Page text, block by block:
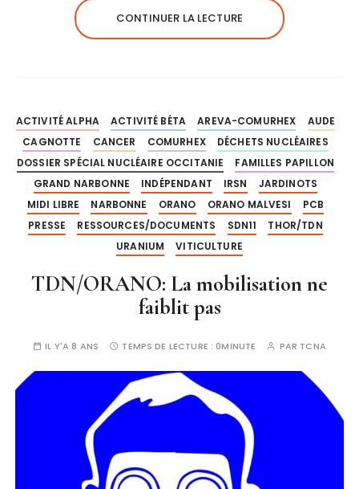
CONTINUER LA LECTURE
ACTIVITÉ ALPHA ACTIVITÉ BÉTA AREVA-COMURHEX
AUDE
CAGNOTTE
CANCER COMURHEX
DÉCHETS NUCLÉAIRES
DOSSIER SPÉCIAL NUCLÉAIRE OCCITANIE
FAMILLES PAPILLON
GRAND NARBONNE
INDÉPENDANT IRSN
JARDINOTS
MIDI LIBRE
NARBONNE ORANO ORANO MALVESI
PCB
PRESSE
RESSOURCES/DOCUMENTS SDN11
THOR/TDN
URANIUM
VITICULTURE
TDN/ORANO: La mobilisation ne
faiblit pas
IL Y'A 8 ANS TEMPS DE LECTURE : 0MINUTE PAR TCNA